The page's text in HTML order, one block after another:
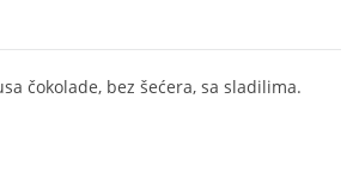
čokolade, bez šećera, sa sladilima.